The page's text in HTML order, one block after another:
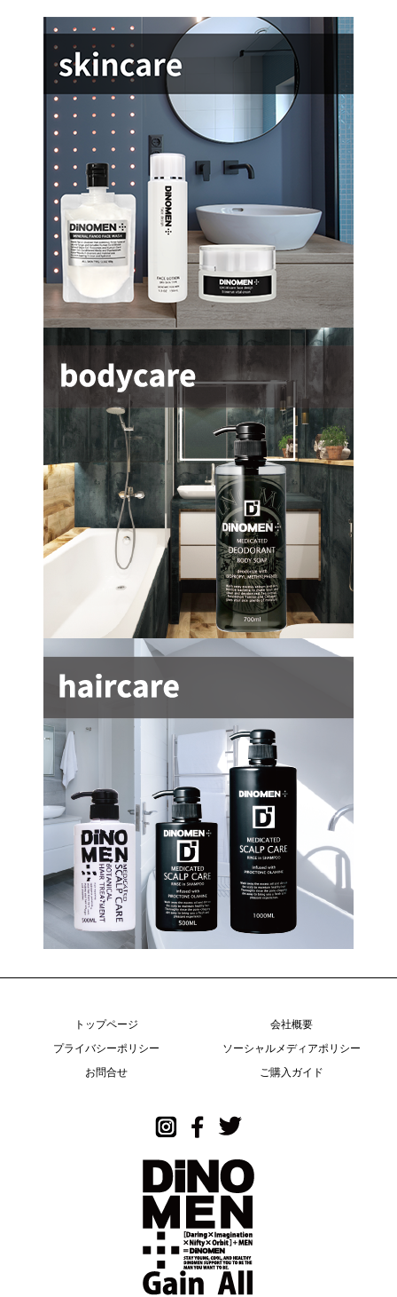
トップページ
会社概要
プライバシーポリシー
ソーシャルメディアポリシー
お問合せ
ご購入ガイド